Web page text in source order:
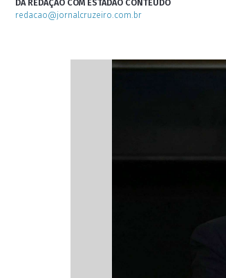
DA REDAÇÃO COM ESTADÃO CONTEÚDO
redacao@jornalcruzeiro.com.br